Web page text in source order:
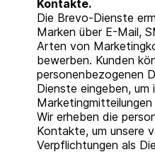
Kontakte.
Die Brevo-Dienste
Marken über E-Mail,
Arten von
bewerben. Kunden
personenbezogenen
Dienste eingeben, um
Marketingmitteilungen
Wir erheben die
Kontakte, um unsere
Verpflichtungen als